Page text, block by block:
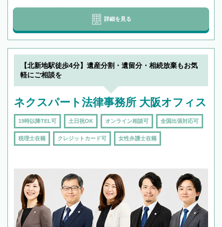
詳細を見る
【北新地駅徒歩4分】遺産分割・遺留分・相続放棄もお気
軽にご相談を
ネクスパート法律事務所 大阪オフィス
19時以降TEL可 土日祝OK オンライン相談可 全国出張対応可
税理士在籍 クレジットカード可 女性弁護士在籍